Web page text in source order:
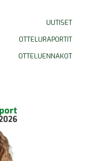
UUTISET
OTTELURAPORTIT
OTTELUENNAKOT